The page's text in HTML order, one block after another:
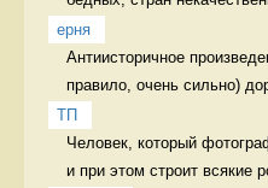
ерня
Антиисторичное
правило, очень сильно)
ТП
Человек, который
и при этом строит всякие